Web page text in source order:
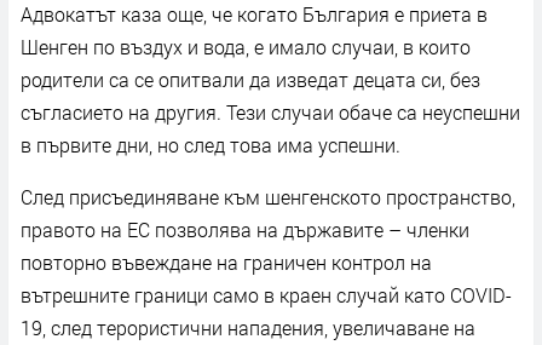
Адвокатът каза още, че когато България е приета в
Шенген по въздух и вода, е имало случаи, в които
родители са се опитвали да изведат децата си, без
съгласието на другия. Тези случаи обаче са неуспешни
в първите дни, но след това има успешни.
След присъединяване към шенгенското пространство,
правото на ЕС позволява на държавите – членки
повторно въвеждане на граничен контрол на
вътрешните граници само в краен случай като COVID-
19, след терористични нападения, увеличаване на